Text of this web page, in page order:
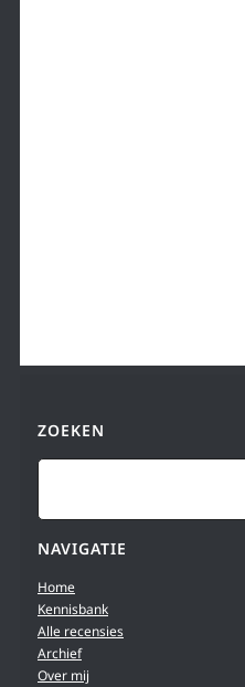
ZOEKEN
Search
NAVIGATIE
Home
Kennisbank
Alle recensies
Archief
Over mij